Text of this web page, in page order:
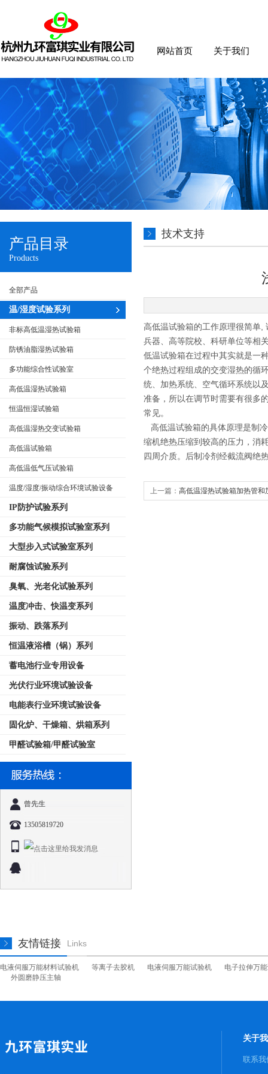
网站首页 关于我们
产品目录
Products
全部产品
温/湿度试验系列
非标高低温湿热试验箱
防锈油脂湿热试验箱
多功能综合性试验室
高低温湿热试验箱
恒温恒湿试验箱
高低温湿热交变试验箱
高低温试验箱
高低温低气压试验箱
温度/湿度/振动综合环境试验设备
IP防护试验系列
多功能气候模拟试验室系列
大型步入式试验室系列
耐腐蚀试验系列
臭氧、光老化试验系列
温度冲击、快温变系列
振动、跌落系列
恒温液浴槽（锅）系列
蓄电池行业专用设备
光伏行业环境试验设备
电能表行业环境试验设备
固化炉、干燥箱、烘箱系列
甲醛试验箱/甲醛试验室
曾先生
13505819720
技术支持
高低温试验箱的工作原理很简单,
兵器、高等院校、科研单位等相
低温试验箱在过程中其实就是一
个绝热过程组成的交变湿热的循
统、加热系统、空气循环系统以
准备，所以在调节时需要有很多
常见。
高低温试验箱的具体原理是制
缩机绝热压缩到较高的压力，消
四周介质。后制冷剂经截流阀绝
上一篇： 高低温湿热试验箱加热管和
友情链接 Links
电液伺服万能材料试验机 等离子去胶机 电液伺服万能试验机
电子拉伸万
外圆磨静压主轴
关于
联系我